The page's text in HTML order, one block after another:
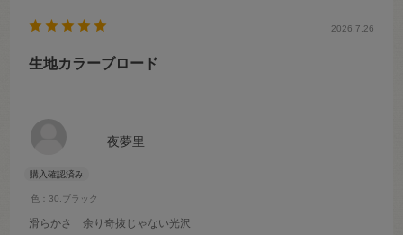
夜夢里
色：30.ブラック
2026.7.26
生地カラーブロード
滑らかさ 余り奇抜じゃない光沢